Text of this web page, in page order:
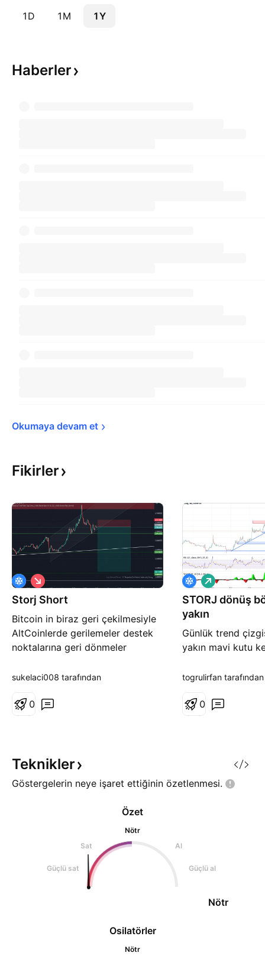
1D 1M 1Y
Haberler
Okumaya devam et
Fikirler
Storj Short
Bitcoin in biraz geri çekilmesiyle
AltCoinlerde gerilemeler destek
noktalarına geri dönmeler
noktasına kadar gerilemesini
S
a
t
ş
sukelaci008 tarafından
0
STORJ dönüş
yakın
Günlük trend
yakın mavi kutu
ediyorum. ancak
emirlerimi dizdim.
olarak stop
A
l
ı
togrulirfan tarafından
0
Teknikler
Göstergelerin neye işaret ettiğinin özetlenmesi.
Osilatörler
Nötr
Özet
Nötr
Sat
Al
Güçlü sat Güçlü al
Nötr